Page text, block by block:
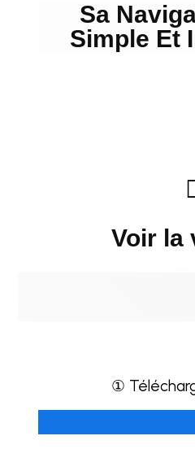
Sa
Simple Et
Voir la
①